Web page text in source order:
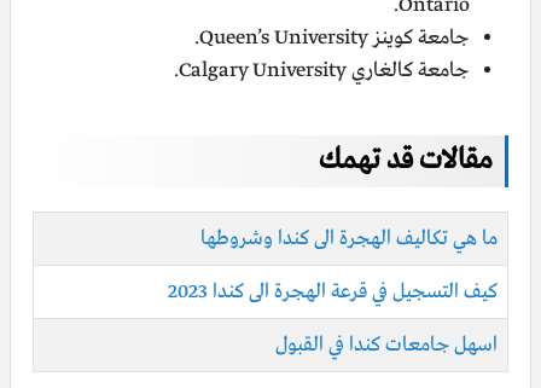
جامعة كوينز Queen’s University.
جامعة كالغاري Calgary University.
مقالات قد تهمك
ما هي تكاليف الهجرة الى كندا وشروطها
كيف التسجيل في قرعة الهجرة الى كندا 2023
اسهل جامعات كندا في القبول